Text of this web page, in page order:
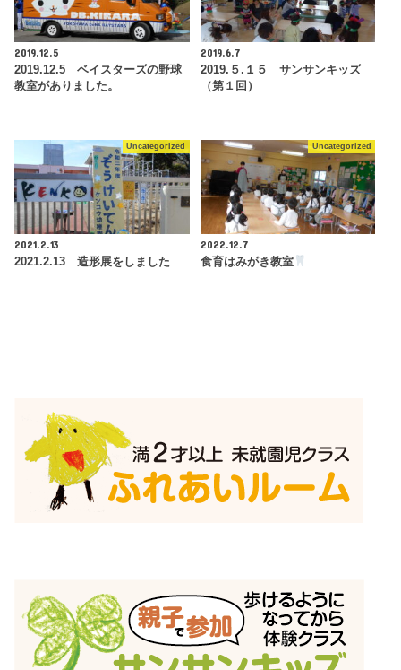
2019.12.5
2019.12.5 ベイスターズの野球
教室がありました。
2019.6.7
2019.５.１５ サンサンキッズ
（第１回）
Uncategorized
2021.2.13
2021.2.13 造形展をしました
Uncategorized
2022.12.7
食育はみがき教室